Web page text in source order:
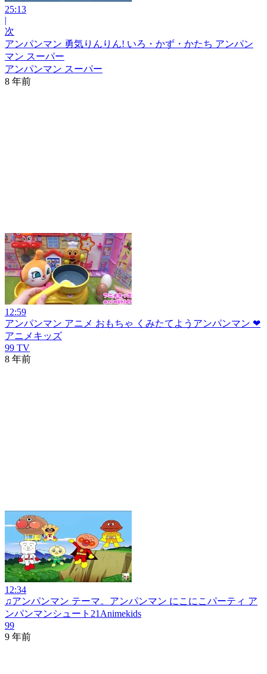
25:13
|
次
アンパンマン 勇気りんりん! いろ・かず・かたち アンパン
マン スーパー
アンパンマン スーパー
8 年前
12:59
アンパンマン アニメ おもちゃ くみたてようアンパンマン ❤
アニメキッズ
99 TV
8 年前
12:34
♫アンパンマン テーマ。アンパンマン にこにこパーティ ア
ンパンマンシュート21Animekids
99
9 年前